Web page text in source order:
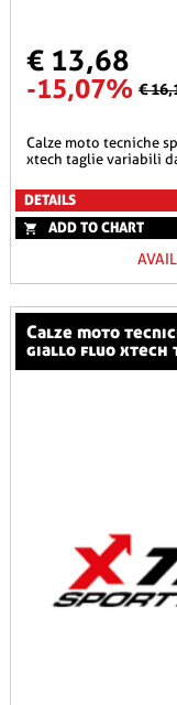
€ 13,68
-15,07% €
calze moto tecniche sportive invernali nere a righe multicolor
xtech taglie variabili
DETAILS
ADD TO CHART
calze moto tecniche sportive invernali nere e
giallo fluo xtech